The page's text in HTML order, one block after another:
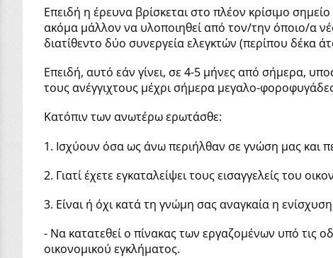
Επειδή η έρευνα βρίσκεται στο πλέον κρίσιμο
ακόμα μάλλον να υλοποιηθεί από τον/την όποιο/α
διατίθεντο δύο συνεργεία ελεγκτών (περίπου δέκα
Επειδή, αυτό εάν γίνει, σε 4-5 μήνες από σήμερα,
τους ανέγγιχτους μέχρι σήμερα μεγαλο-
Κατόπιν των ανωτέρω ερωτάσθε:
1. Ισχύουν όσα ως άνω περιήλθαν σε γνώση μας και
2. Γιατί έχετε εγκαταλείψει τους εισαγγελείς του
3. Είναι ή όχι κατά τη γνώμη σας αναγκαία η
- Να κατατεθεί ο πίνακας των εργαζομένων υπό τις
οικονομικού εγκλήματος.